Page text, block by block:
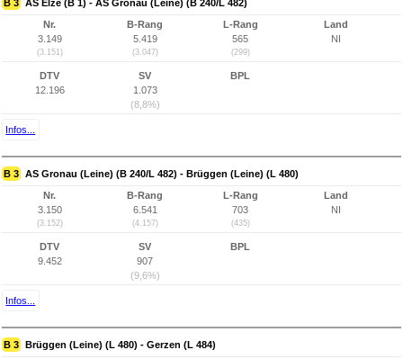
B 3 AS Elze (B 1) - AS Gronau (Leine) (B 240/L 482)
Nr.
3.149
(3.151)
B-Rang
5.419
(3.047)
L-Rang
565
(299)
Land
NI
DTV
12.196
SV
1.073
(8,8%)
BPL
Infos...
B 3 AS Gronau (Leine) (B 240/L 482) - Brüggen (Leine) (L 480)
Nr.
3.150
(3.152)
B-Rang
6.541
(4.157)
L-Rang
703
(435)
Land
NI
DTV
9.452
SV
907
(9,6%)
BPL
Infos...
B 3 Brüggen (Leine) (L 480) - Gerzen (L 484)